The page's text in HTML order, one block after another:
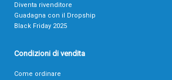
Diventa rivenditore
Guadagna con il Dropship
Black Friday 2025
Condizioni di vendita
Come ordinare